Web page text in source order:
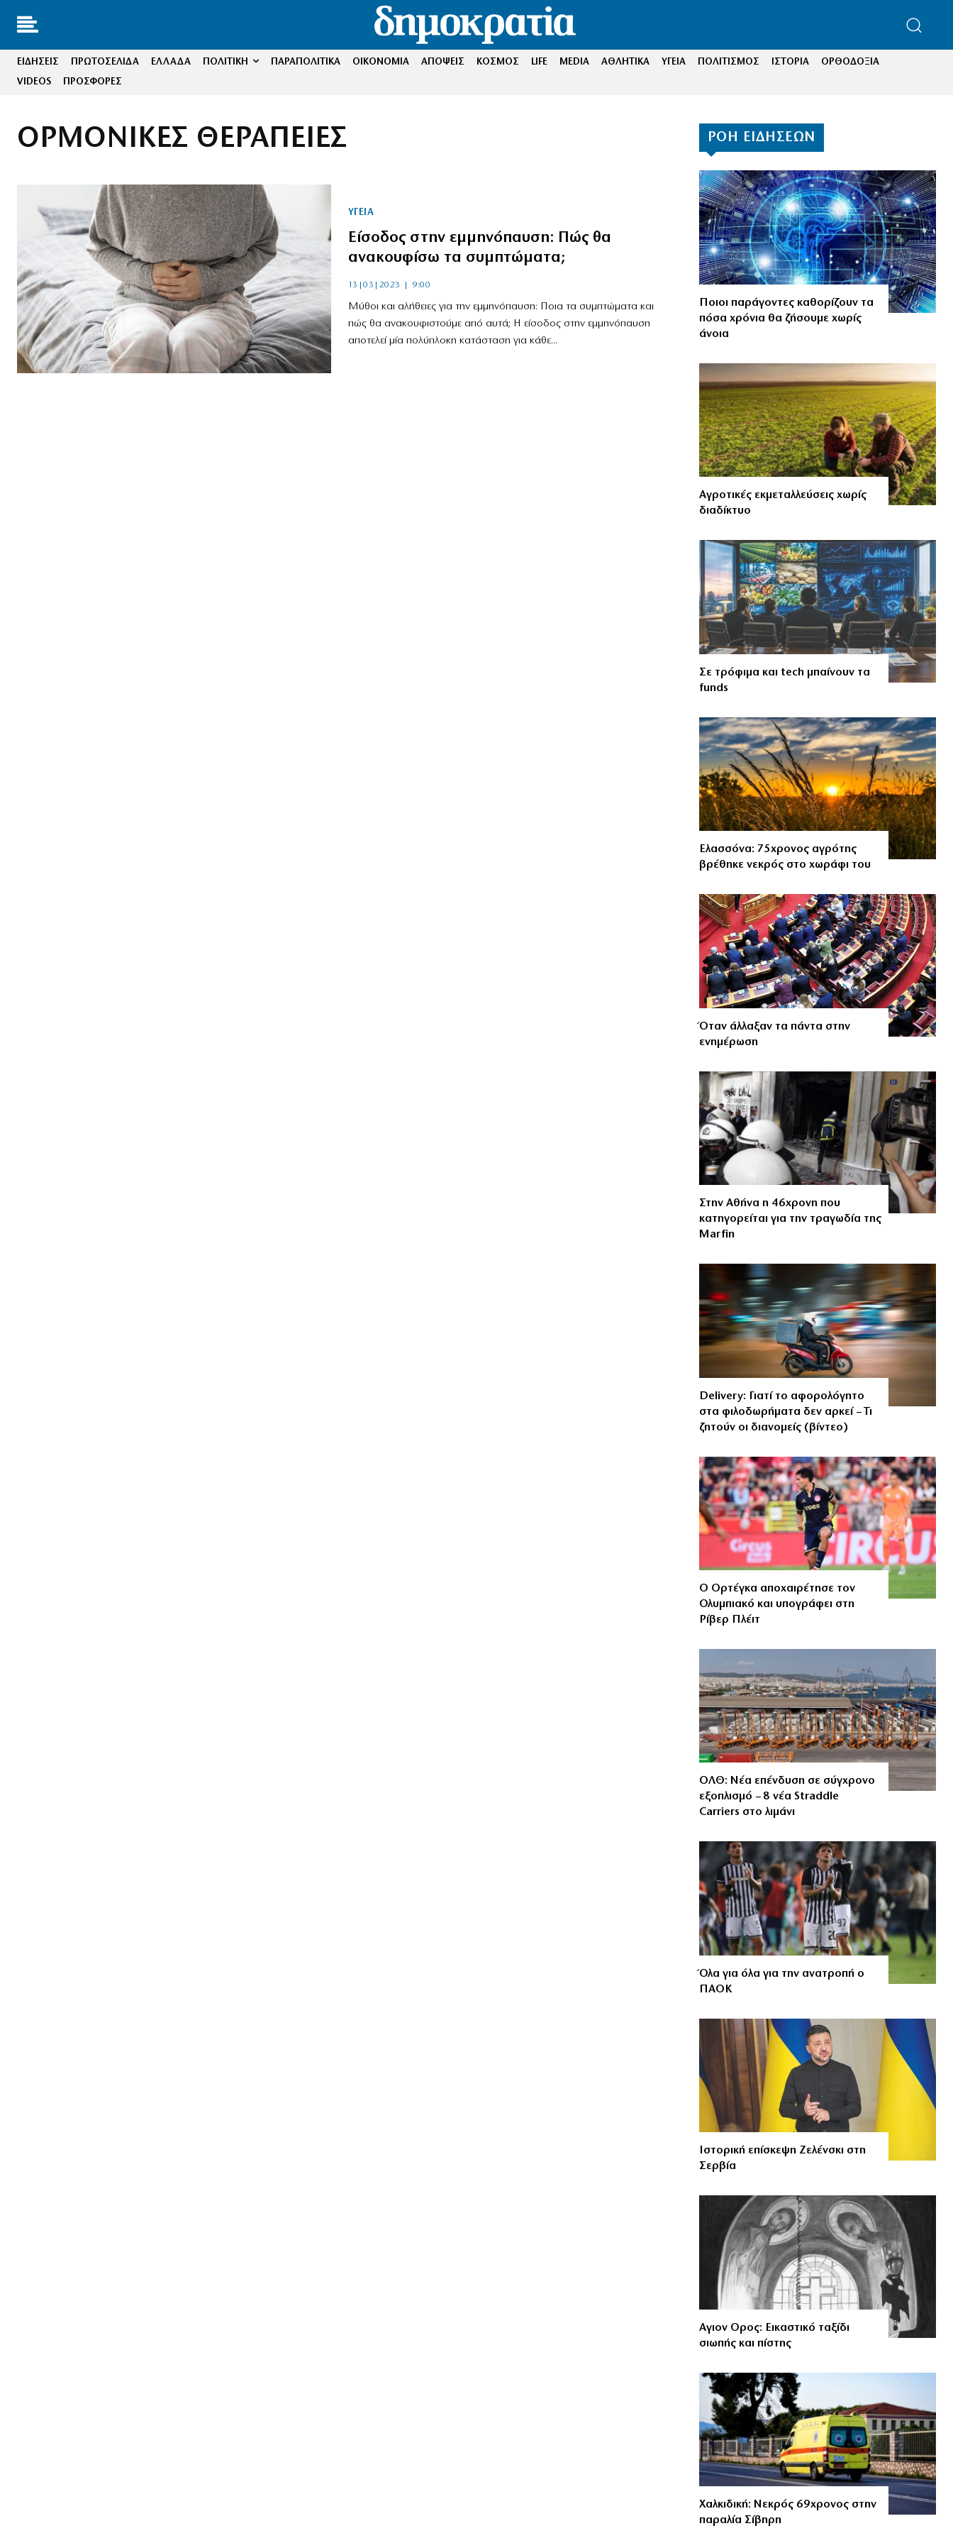
ΕΙΔΗΣΕΙΣ ΠΡΩΤΟΣΕΛΙΔΑ ΕΛΛΑΔΑ ΠΟΛΙΤΙΚΗ ΠΑΡΑΠΟΛΙΤΙΚΑ ΟΙΚΟΝΟΜΙΑ ΑΠΟΨΕΙΣ ΚΟΣΜΟΣ LIFE MEDIA ΑΘΛΗΤΙΚΑ ΥΓΕΙΑ ΠΟΛΙΤΙΣΜΟΣ ΙΣΤΟΡΙΑ
ΟΡΘΟΔΟΞΙΑ
VIDEOS
ΠΡΟΣΦΟΡΕΣ
ΟΡΜΟΝΙΚΕΣ ΘΕΡΑΠΕΙΕΣ
ΥΓΕΙΑ
Είσοδος στην εμμηνόπαυση: Πώς θα
ανακουφίσω τα συμπτώματα;
13|03|2023 | 9:00
Μύθοι και αλήθειες για την εμμηνόπαυση: Ποια τα συμπτώματα και
πώς θα ανακουφιστούμε από αυτά; Η είσοδος στην εμμηνόπαυση
αποτελεί μία πολύπλοκη κατάσταση για κάθε...
ΡΟΗ ΕΙΔΗΣΕΩΝ
Ποιοι παράγοντες καθορίζουν τα
πόσα χρόνια θα ζήσουμε χωρίς
άνοια
Αγροτικές εκμεταλλεύσεις χωρίς
διαδίκτυο
Σε τρόφιμα και tech μπαίνουν τα
funds
Ελασσόνα: 75χρονος αγρότης
βρέθηκε νεκρός στο χωράφι του
Όταν άλλαξαν τα πάντα στην
ενημέρωση
Στην Αθήνα η 46χρονη που
κατηγορείται για την τραγωδία της
Marfin
Delivery: Γιατί το αφορολόγητο
στα φιλοδωρήματα δεν αρκεί – Τι
ζητούν οι διανομείς (βίντεο)
Ο Ορτέγκα αποχαιρέτησε τον
Ολυμπιακό και υπογράφει στη
Ρίβερ Πλέιτ
ΟΛΘ: Νέα επένδυση σε σύγχρονο
εξοπλισμό – 8 νέα Straddle
Carriers στο λιμάνι
Όλα για όλα για την ανατροπή ο
ΠΑΟΚ
Ιστορική επίσκεψη Ζελένσκι στη
Σερβία
Αγιον Ορος: Εικαστικό ταξίδι
σιωπής και πίστης
Χαλκιδική: Νεκρός 69χρονος στην
παραλία Σίβηρη